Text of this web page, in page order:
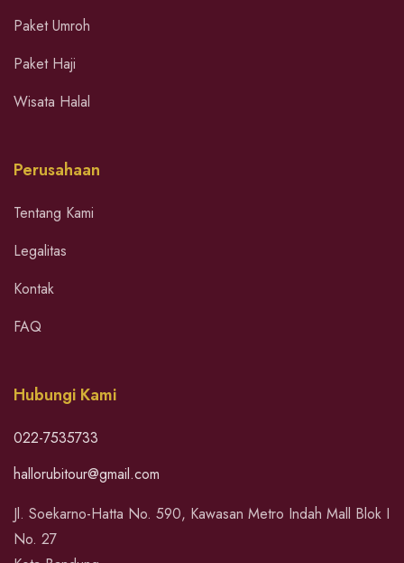
Paket Umroh
Paket Haji
Wisata Halal
Perusahaan
Tentang Kami
Legalitas
Kontak
FAQ
Hubungi Kami
022-7535733
hallorubitour@gmail.com
Jl. Soekarno-Hatta No. 590, Kawasan Metro Indah Mall Blok I
No. 27